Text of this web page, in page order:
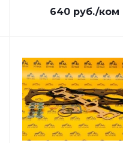
640 руб./ком